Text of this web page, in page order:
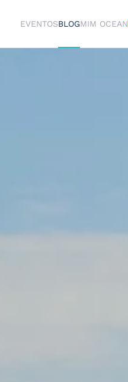
EVENTOSBLOGMIM OCEAN